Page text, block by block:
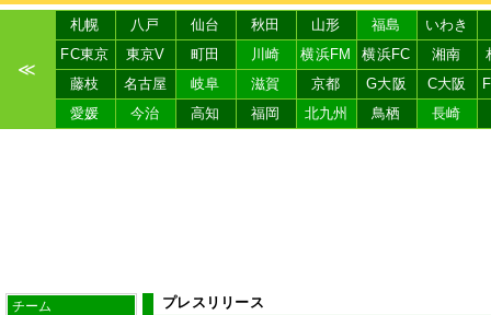
≪
札幌 八戸 仙台 秋田 山形 福島
いわき
FC東京
東京V 町田 川崎 横浜FM 横浜FC 湘南
藤枝
名古屋 岐阜 滋賀 京都 G大阪 C大阪
愛媛
今治 高知 福岡 北九州 鳥栖 長崎
チーム プレスリリース